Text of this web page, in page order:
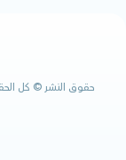
حقوق النشر © كل